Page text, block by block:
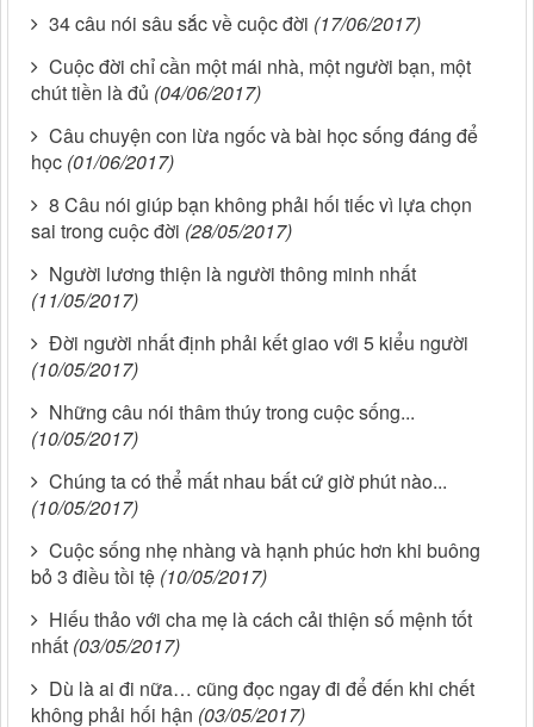
34 câu nói sâu sắc về cuộc đời (17/06/2017)
Cuộc đời chỉ cần một mái nhà, một người bạn, một
chút tiền là đủ (04/06/2017)
Câu chuyện con lừa ngốc và bài học sống đáng để
học (01/06/2017)
8 Câu nói giúp bạn không phải hối tiếc vì lựa chọn
sai trong cuộc đời (28/05/2017)
Người lương thiện là người thông minh nhất
(11/05/2017)
Đời người nhất định phải kết giao với 5 kiểu người
(10/05/2017)
Những câu nói thâm thúy trong cuộc sống...
(10/05/2017)
Chúng ta có thể mất nhau bất cứ giờ phút nào...
(10/05/2017)
Cuộc sống nhẹ nhàng và hạnh phúc hơn khi buông
bỏ 3 điều tồi tệ (10/05/2017)
Hiếu thảo với cha mẹ là cách cải thiện số mệnh tốt
nhất (03/05/2017)
Dù là ai đi nữa… cũng đọc ngay đi để đến khi chết
không phải hối hận (03/05/2017)